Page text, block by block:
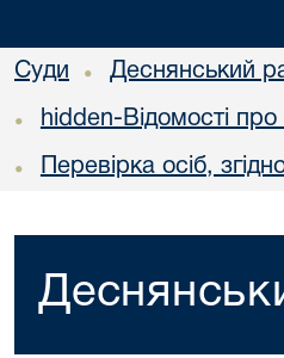
Суди • Деснянський
• hidden-Відомості
• Перевірка осіб,